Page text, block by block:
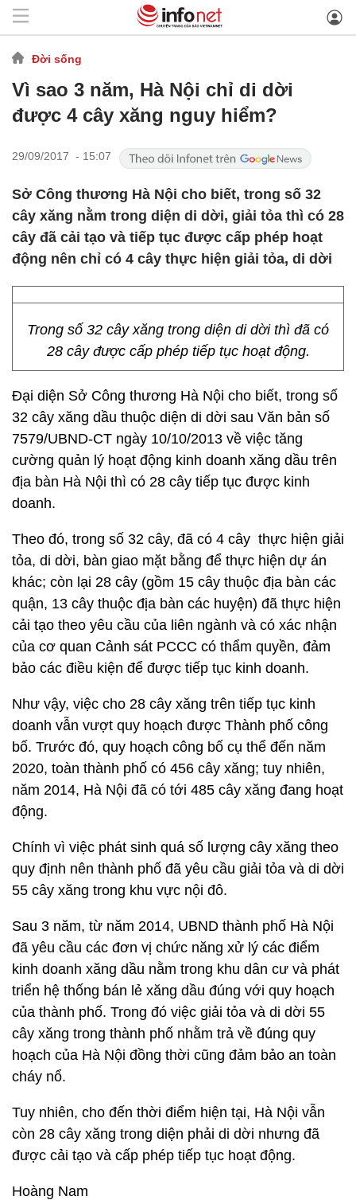
Đời sống
Vì sao 3 năm, Hà Nội chỉ di dời
được 4 cây xăng nguy hiểm?
29/09/2017 - 15:07
Sở Công thương Hà Nội cho biết, trong số 32
cây xăng nằm trong diện di dời, giải tỏa thì có 28
cây đã cải tạo và tiếp tục được cấp phép hoạt
động nên chỉ có 4 cây thực hiện giải tỏa, di dời
Trong số 32 cây xăng trong diện di dời thì đã có
28 cây được cấp phép tiếp tục hoạt động.
Đại diện Sở Công thương Hà Nội cho biết, trong số
32 cây xăng dầu thuộc diện di dời sau Văn bản số
7579/UBND-CT ngày 10/10/2013 về việc tăng
cường quản lý hoạt động kinh doanh xăng dầu trên
địa bàn Hà Nội thì có 28 cây tiếp tục được kinh
doanh.
Theo đó, trong số 32 cây, đã có 4 cây thực hiện giải
tỏa, di dời, bàn giao mặt bằng để thực hiện dự án
khác; còn lại 28 cây (gồm 15 cây thuộc địa bàn các
quận, 13 cây thuộc địa bàn các huyện) đã thực hiện
cải tạo theo yêu cầu của liên ngành và có xác nhận
của cơ quan Cảnh sát PCCC có thẩm quyền, đảm
bảo các điều kiện để được tiếp tục kinh doanh.
Như vậy, việc cho 28 cây xăng trên tiếp tục kinh
doanh vẫn vượt quy hoạch được Thành phố công
bố. Trước đó, quy hoạch công bố cụ thể đến năm
2020, toàn thành phố có 456 cây xăng; tuy nhiên,
năm 2014, Hà Nội đã có tới 485 cây xăng đang hoạt
động.
Chính vì việc phát sinh quá số lượng cây xăng theo
quy định nên thành phố đã yêu cầu giải tỏa và di dời
55 cây xăng trong khu vực nội đô.
Sau 3 năm, từ năm 2014, UBND thành phố Hà Nội
đã yêu cầu các đơn vị chức năng xử lý các điểm
kinh doanh xăng dầu nằm trong khu dân cư và phát
triển hệ thống bán lẻ xăng dầu đúng với quy hoạch
của thành phố. Trong đó việc giải tỏa và di dời 55
cây xăng trong thành phố nhằm trả về đúng quy
hoạch của Hà Nội đồng thời cũng đảm bảo an toàn
cháy nổ.
Tuy nhiên, cho đến thời điểm hiện tại, Hà Nội vẫn
còn 28 cây xăng trong diện phải di dời nhưng đã
được cải tạo và cấp phép tiếp tục hoạt động.
Hoàng Nam